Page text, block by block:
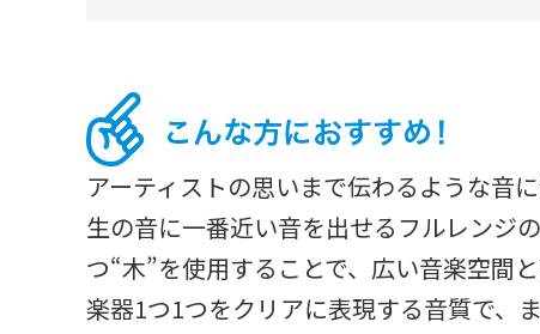
アーティストの思いまで伝わるような音に
生の音に一番近い音を出せるフルレンジ
つ“木”を使用することで、広い音楽空間
楽器1つ1つをクリアに表現する音質で、